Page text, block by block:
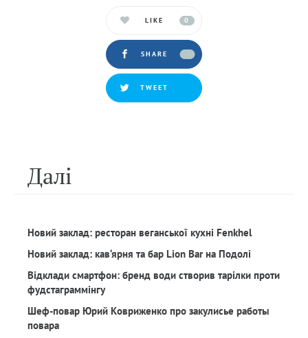
LIKE 0
SHARE
TWEET
Далi
Новий заклад: ресторан веганської кухні Fenkhel
Новий заклад: кав‘ярня та бар Lion Bar на Подолі
Відклади смартфон: бренд води створив тарілки проти
фудстаграммінгу
Шеф-повар Юрий Ковриженко про закулисье работы
повара